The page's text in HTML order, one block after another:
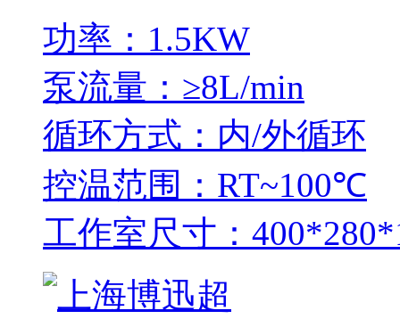
功率：1.5KW
泵流量：≥8L/min
循环方式：内/外循环
控温范围：RT~100℃
工作室尺寸：